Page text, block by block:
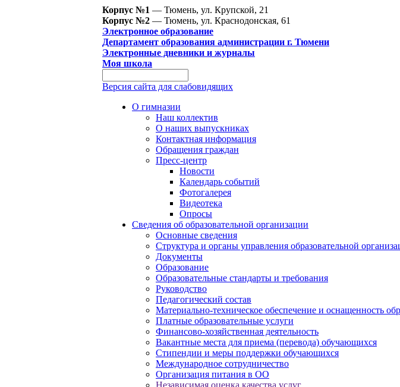
Корпус №1 — Тюмень, ул. Крупской, 21
Корпус №2 — Тюмень, ул. Краснодонская, 61
Электронное образование
Департамент образования администрации г. Тюмени
Электронные дневники и журналы
Моя школа
Версия сайта для слабовидящих
О гимназии
Наш коллектив
О наших выпускниках
Контактная информация
Обращения граждан
Пресс-центр
Новости
Календарь событий
Фотогалерея
Видеотека
Опросы
Сведения об образовательной организации
Основные сведения
Структура и органы управления образовательной
Документы
Образование
Образовательные стандарты и требования
Руководство
Педагогический состав
Материально-техническое обеспечение и оснащенность
Платные образовательные услуги
Финансово-хозяйственная деятельность
Вакантные места для приема (перевода) обучающихся
Стипендии и меры поддержки обучающихся
Международное сотрудничество
Организация питания в ОО
Независимая оценка качества услуг